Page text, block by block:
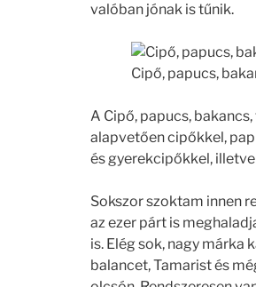
valóban jónak is tűnik.
Cipő, papucs,
A Cipő, papucs,
alapvetően cipőkkel,
és gyerekcipőkkel,
Sokszor szoktam innen
az ezer párt is
is. Elég sok, nagy márka
balancet, Tamarist és